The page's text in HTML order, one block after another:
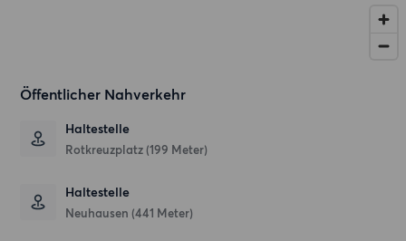
Öffentlicher Nahverkehr
Haltestelle
Rotkreuzplatz (199 Meter)
Haltestelle
Neuhausen (441 Meter)